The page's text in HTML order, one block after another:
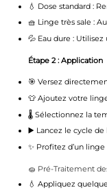
💧 Dose standard :
🧺 Linge très sale :
💦 Eau dure :
Étape 2 : Application
🎯 Versez
👕 Ajoutez votre
🌡️ Sélectionnez la
▶️ Lancez le cycle de
✨ Profitez d’un
🧽 Pré-Traitement
💧 Appliquez